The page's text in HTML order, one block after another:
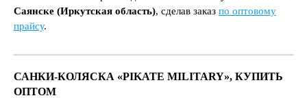
Саянске (Иркутская область), сделав заказ по оптовому
прайсу.
САНКИ-КОЛЯСКА «PIKATE MILITARY», КУПИТЬ
ОПТОМ